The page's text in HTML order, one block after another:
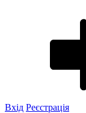
Вхід Реєстрація